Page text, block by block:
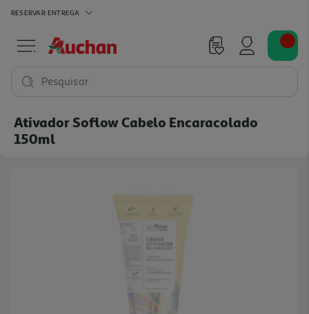
RESERVAR ENTREGA
Pesquisar
Ativador Soflow Cabelo Encaracolado
150ml